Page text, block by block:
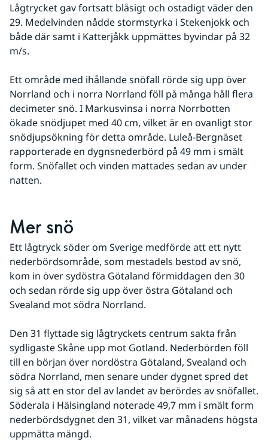
Lågtrycket gav fortsatt blåsigt och ostadigt väder den
29. Medelvinden nådde stormstyrka i Stekenjokk och
både där samt i Katterjåkk uppmättes byvindar på 32
m/s.
Ett område med ihållande snöfall rörde sig upp över
Norrland och i norra Norrland föll på många håll flera
decimeter snö. I Markusvinsa i norra Norrbotten
ökade snödjupet med 40 cm, vilket är en ovanligt stor
snödjupsökning för detta område. Luleå-Bergnäset
rapporterade en dygnsnederbörd på 49 mm i smält
form. Snöfallet och vinden mattades sedan av under
natten.
Mer snö
Ett lågtryck söder om Sverige medförde att ett nytt
nederbördsområde, som mestadels bestod av snö,
kom in över sydöstra Götaland förmiddagen den 30
och sedan rörde sig upp över östra Götaland och
Svealand mot södra Norrland.
Den 31 flyttade sig lågtryckets centrum sakta från
sydligaste Skåne upp mot Gotland. Nederbörden föll
till en början över nordöstra Götaland, Svealand och
södra Norrland, men senare under dygnet spred det
sig så att en stor del av landet av berördes av snöfallet.
Söderala i Hälsingland noterade 49,7 mm i smält form
nederbördsdygnet den 31, vilket var månadens högsta
uppmätta mängd.